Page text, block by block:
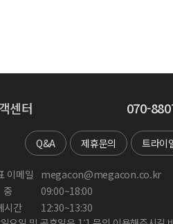
센터 070-
Q&A 제휴문의 트라이
이메일
megacon@megacon.co.kr
중
09:00~18:00
시간
12:30~13:30